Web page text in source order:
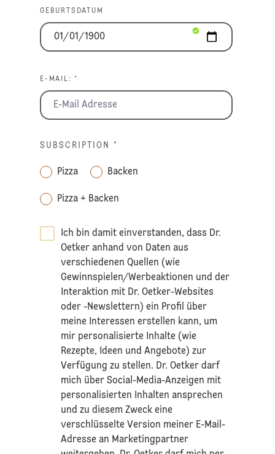
GEBURTSDATUM
E-MAIL: *
SUBSCRIPTION *
Pizza Backen
Pizza + Backen
Ich bin damit einverstanden, dass Dr.
Oetker anhand von Daten aus
verschiedenen Quellen (wie
Gewinnspielen/Werbeaktionen und der
Interaktion mit Dr. Oetker-Websites
oder -Newslettern) ein Profil über
meine Interessen erstellen kann, um
mir personalisierte Inhalte (wie
Rezepte, Ideen und Angebote) zur
Verfügung zu stellen. Dr. Oetker darf
mich über Social-Media-Anzeigen mit
personalisierten Inhalten ansprechen
und zu diesem Zweck eine
verschlüsselte Version meiner E-Mail-
Adresse an Marketingpartner